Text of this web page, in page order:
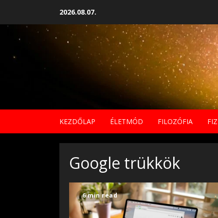
content
2026.08.07.
KEZDŐLAP ÉLETMÓD FILOZÓFIA
Google trükkök
6 min read